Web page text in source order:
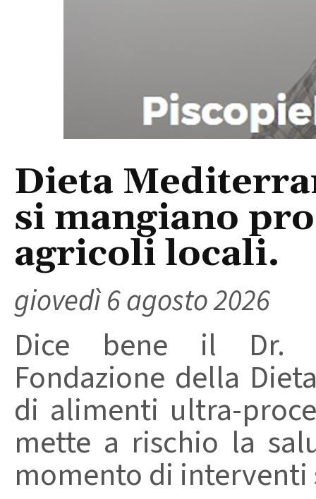
Dieta
si mangiano
agricoli locali.
giovedì 6 agosto 2026
Dice bene il Dr.
Fondazione della
di alimenti ultra-
mette a rischio la
momento di